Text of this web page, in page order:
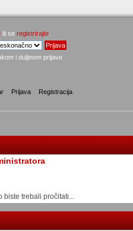
ili seregistrirajte
i duljinom prijave
Prijava Registracija
biste trebali pročitati...